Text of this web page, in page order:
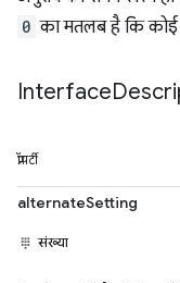
0 का मतलब है कि कोई
Interface
प्रॉपर्टी
alternateSetting
संख्या